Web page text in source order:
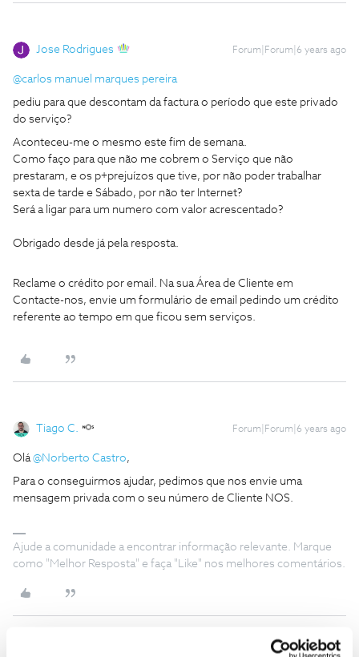
Jose Rodrigues Forum|Forum|6 years ago
@carlos manuel marques pereira
pediu para que descontam da factura o período que este privado
do serviço?
Aconteceu-me o mesmo este fim de semana.
Como faço para que não me cobrem o Serviço que não
prestaram, e os p+prejuízos que tive, por não poder trabalhar
sexta de tarde e Sábado, por não ter Internet?
Será a ligar para um numero com valor acrescentado?
Obrigado desde já pela resposta.
Reclame o crédito por email. Na sua Área de Cliente em
Contacte-nos, envie um formulário de email pedindo um crédito
referente ao tempo em que ficou sem serviços.
Tiago C. Forum|Forum|6 years ago
Olá@Norberto Castro,
Para o conseguirmos ajudar, pedimos que nos envie uma
mensagem privada com o seu número de Cliente NOS.
Ajude a comunidade a encontrar informação relevante. Marque
como "Melhor Resposta" e faça "Like" nos melhores comentários.